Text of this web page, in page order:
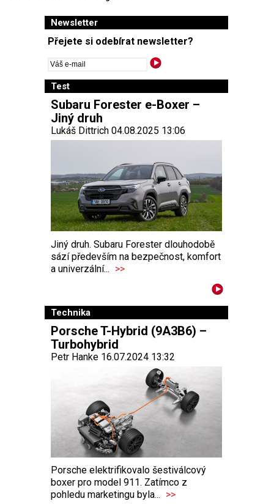
Newsletter
Přejete si odebírat newsletter?
Test
Subaru Forester e-Boxer –
Jiný druh
Lukáš Dittrich 04.08.2025 13:06
Jiný druh. Subaru Forester dlouhodobě
sází především na bezpečnost, komfort
a univerzální... >>
Technika
Porsche T-Hybrid (9A3B6) –
Turbohybrid
Petr Hanke 16.07.2024 13:32
Porsche elektrifikovalo šestiválcový
boxer pro model 911. Zatímco z
pohledu marketingu byla... >>